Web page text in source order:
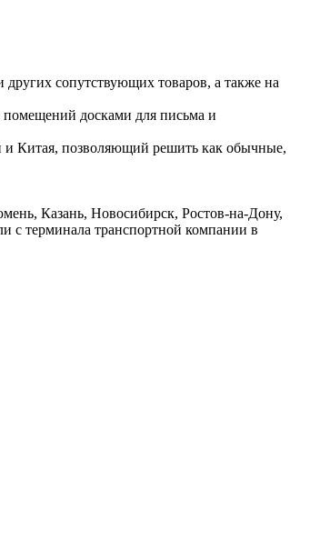
сопутствующих товаров, а также на
досками для письма и
и Китая, позволяющий решить как обычные,
Казань, Новосибирск, Ростов-на-Дону,
с терминала транспортной компании в